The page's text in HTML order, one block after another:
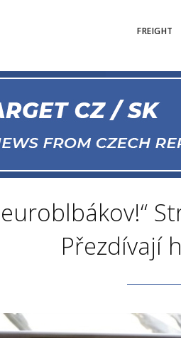
FREIGHT
Přezdívají